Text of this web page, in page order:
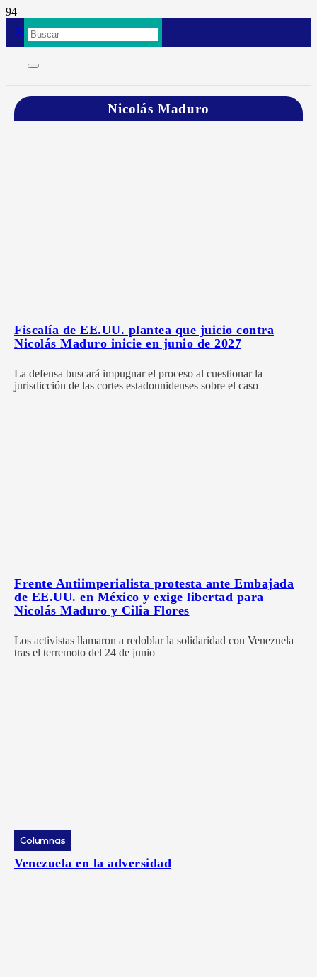
Nicolás Maduro
Fiscalía de EE.UU. plantea que juicio contra
Nicolás Maduro inicie en junio de 2027
La defensa buscará impugnar el proceso al cuestionar la
jurisdicción de las cortes estadounidenses sobre el caso
Frente Antiimperialista protesta ante Embajada
de EE.UU. en México y exige libertad para
Nicolás Maduro y Cilia Flores
Los activistas llamaron a redoblar la solidaridad con Venezuela
tras el terremoto del 24 de junio
Columnas
Venezuela en la adversidad